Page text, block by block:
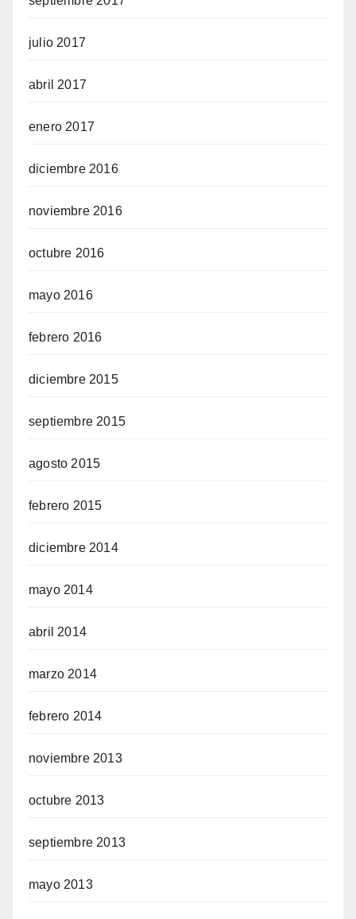
julio 2017
abril 2017
enero 2017
diciembre 2016
noviembre 2016
octubre 2016
mayo 2016
febrero 2016
diciembre 2015
septiembre 2015
agosto 2015
febrero 2015
diciembre 2014
mayo 2014
abril 2014
marzo 2014
febrero 2014
noviembre 2013
octubre 2013
septiembre 2013
mayo 2013